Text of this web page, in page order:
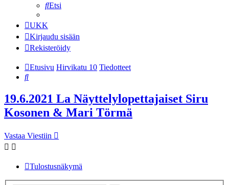
Etsi
UKK
Kirjaudu sisään
Rekisteröidy
Etusivu Hirvikatu 10 Tiedotteet
Etsi
19.6.2021 La Näyttelylopettajaiset Siru
Kosonen & Mari Törmä
Vastaa Viestiin
Tulostusnäkymä